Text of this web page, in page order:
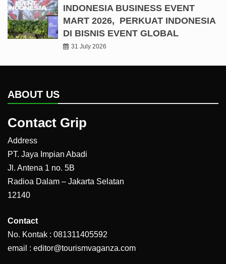
INDONESIA BUSINESS EVENT
MART 2026, PERKUAT INDONESIA
DI BISNIS EVENT GLOBAL
31 July 2026
ABOUT US
Contact Grip
Address
PT. Jaya Impian Abadi
Jl. Antena 1 no. 5B
Radioa Dalam – Jakarta Selatan
12140
Contact
No. Kontak : 081311405592
email : editor@tourismvaganza.com